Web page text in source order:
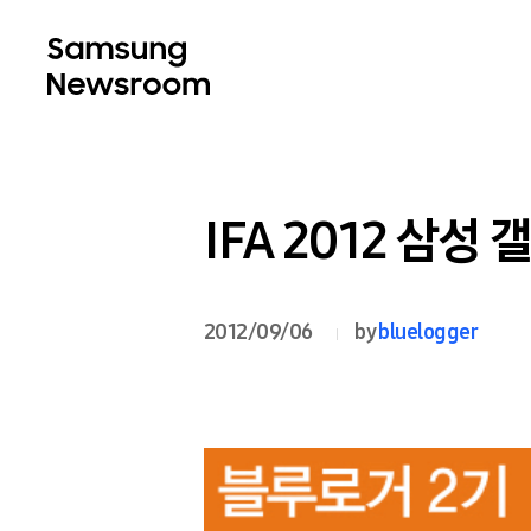
IFA 2012 삼성
2012/09/06 bybluelogger